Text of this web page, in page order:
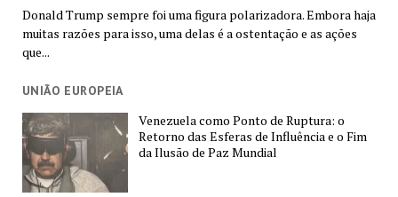
Donald Trump sempre foi uma figura polarizadora. Embora haja
muitas razões para isso, uma delas é a ostentação e as ações
que...
UNIÃO EUROPEIA
Venezuela como Ponto de Ruptura: o
Retorno das Esferas de Influência e o Fim
da Ilusão de Paz Mundial